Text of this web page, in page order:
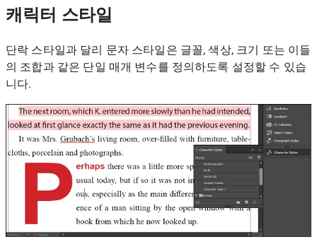
캐릭터 스타일
단락 스타일과 달리 문자 스타일은 글꼴, 색상, 크기 또는 이들
의 조합과 같은 단일 매개 변수를 정의하도록 설정할 수 있습
니다.